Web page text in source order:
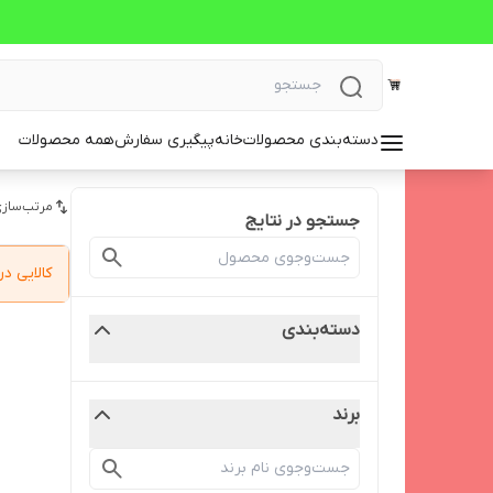
دسته‌بندی محصولاتخانهپیگیری سفارشهمه محصولات
جستجو در نتایج
دسته‌بندی
برند